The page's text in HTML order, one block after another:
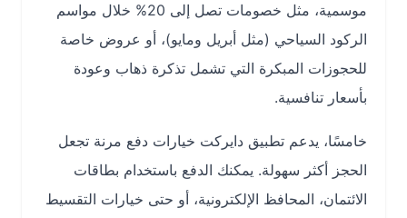
موسمية، مثل خصومات تصل إلى 20% خلال مواسم
الركود السياحي (مثل أبريل ومايو)، أو عروض خاصة
للحجوزات المبكرة التي تشمل تذكرة ذهاب وعودة
بأسعار تنافسية.
خامسًا، يدعم تطبيق دايركت خيارات دفع مرنة تجعل
الحجز أكثر سهولة. يمكنك الدفع باستخدام بطاقات
الائتمان، المحافظ الإلكترونية، أو حتى خيارات التقسيط